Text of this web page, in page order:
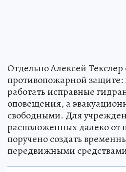
Отдельно Алексей Текслер
противопожарной защите:
работать исправные
оповещения, а
свободными. Для
расположенных далеко от
поручено создать
передвижными